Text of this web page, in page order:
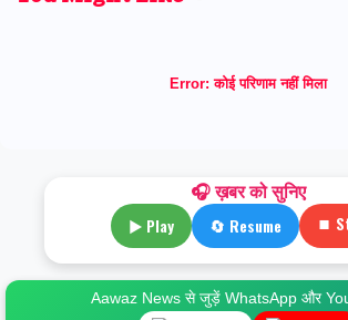
Error: कोई परिणाम नहीं मिला
🎧 ख़बर को सुनिए
▶ Play 🔄 Resume ⏹
Aawaz News से जुड़ें WhatsApp और